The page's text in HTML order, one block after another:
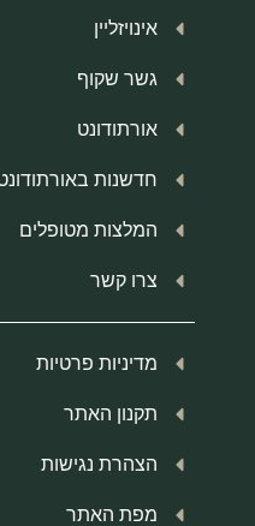
אינויזליין
גשר שקוף
אורתודונט
חדשנות
המלצות מטופלים
צרו קשר
מדיניות פרטיות
תקנון האתר
הצהרת נגישות
מפת האתר